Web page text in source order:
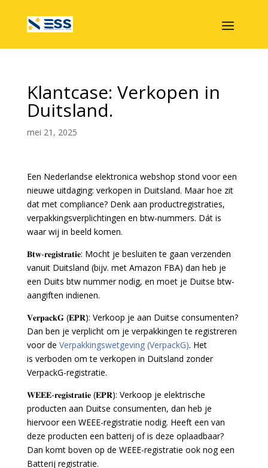
Klantcase: Verkopen in
Duitsland.
mei 21, 2025
Een Nederlandse elektronica webshop stond voor een
nieuwe uitdaging: verkopen in Duitsland. Maar hoe zit
dat met compliance? Denk aan productregistraties,
verpakkingsverplichtingen en btw-nummers. Dát is
waar wij in beeld komen.
𝐁𝐭𝐰-𝐫𝐞𝐠𝐢𝐬𝐭𝐫𝐚𝐭𝐢𝐞: Mocht je besluiten te gaan verzenden
vanuit Duitsland (bijv. met Amazon FBA) dan heb je
een Duits btw nummer nodig, en moet je Duitse btw-
aangiften indienen.
𝐕𝐞𝐫𝐩𝐚𝐜𝐤𝐆 (𝐄𝐏𝐑): Verkoop je aan Duitse consumenten?
Dan ben je verplicht om je verpakkingen te registreren
voor de Verpakkingswetgeving (VerpackG). Het
is verboden om te verkopen in Duitsland zonder
VerpackG-registratie.
𝐖𝐄𝐄𝐄-𝐫𝐞𝐠𝐢𝐬𝐭𝐫𝐚𝐭𝐢𝐞 (𝐄𝐏𝐑): Verkoop je elektrische
producten aan Duitse consumenten, dan heb je
hiervoor een WEEE-registratie nodig. Heeft een van
deze producten een batterij of is deze oplaadbaar?
Dan komt boven op de WEEE-registratie ook nog een
Batterij registratie.